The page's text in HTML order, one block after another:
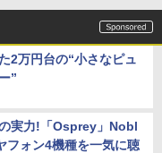
2万円台の“小さなピュ
”
実力!「Osprey」Nobl
ォン4機種を一気に聴